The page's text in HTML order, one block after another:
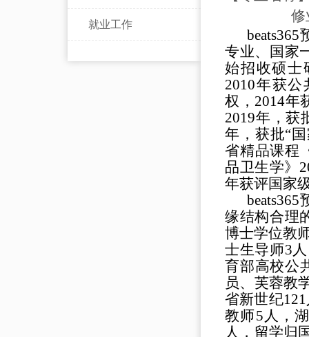
就业工作
修
beats365
专业、国家
始招收硕士
2010年获公
权 ， 2014年
2019年，获
年，获批“
省精品课程
品卫生学》
年获评国家
beats365
缘结构合理
博士学位教
士生导师3
育部高校公
员、 芙蓉教
省新世纪121
教师5 人，
人， 留学归